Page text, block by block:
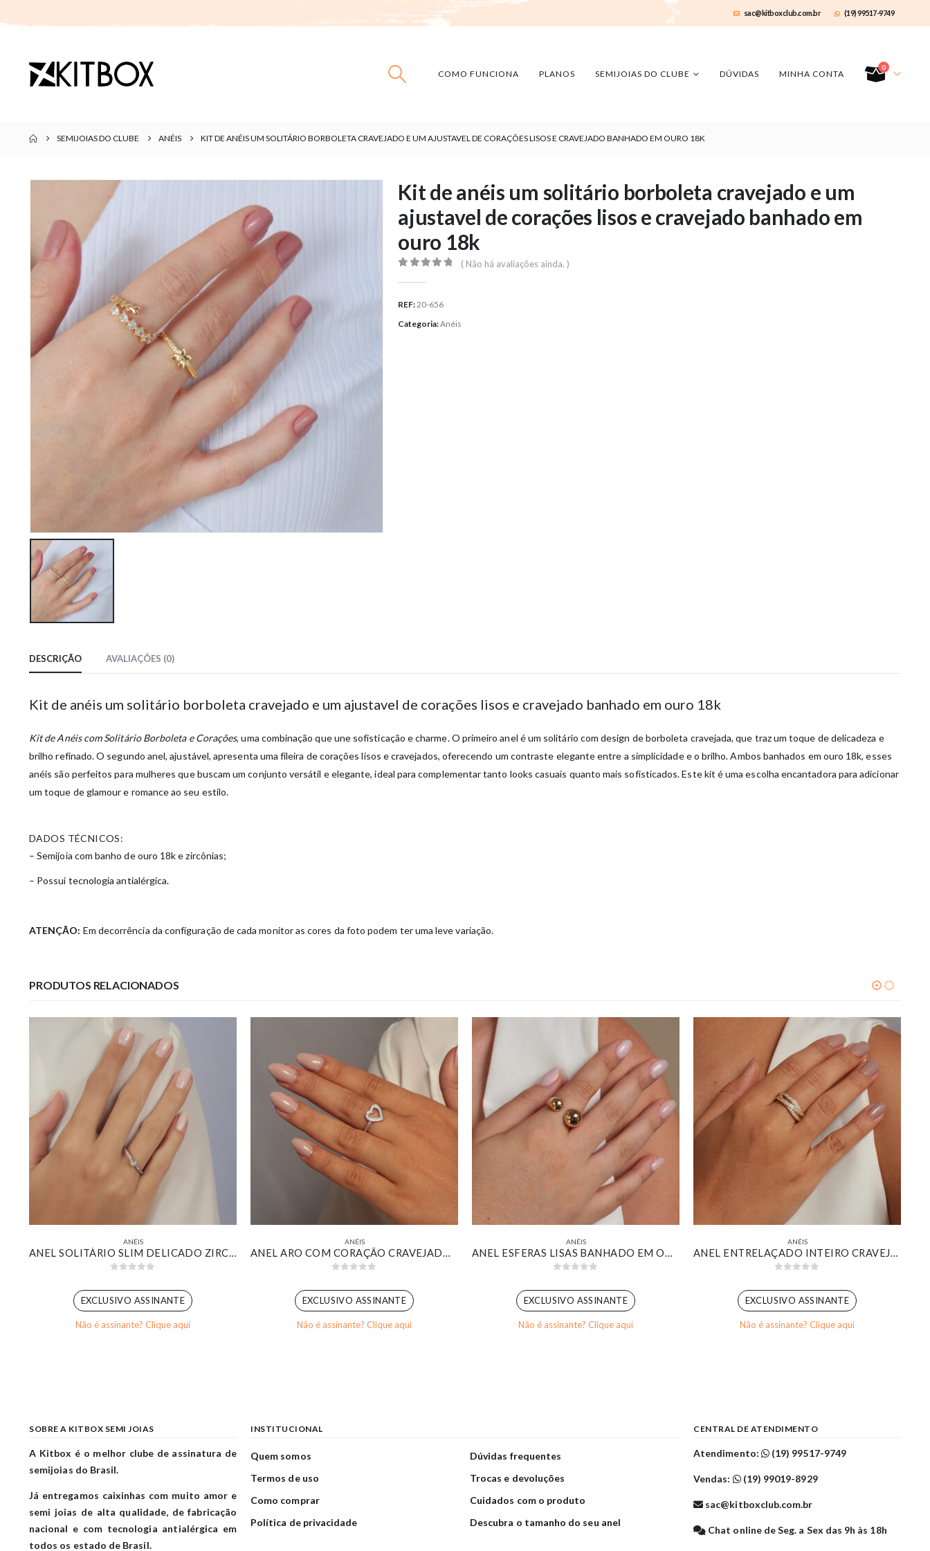
sac@kitboxclub.com.br (19) 99517-9749
COMO FUNCIONA PLANOS SEMIJOIAS DO CLUBE DÚVIDAS MINHA CONTA
0
SEMIJOIAS DO CLUBE ANÉIS KIT DE ANÉIS UM SOLITÁRIO BORBOLETA CRAVEJADO E UM AJUSTAVEL DE CORAÇÕES LISOS E CRAVEJADO BANHADO EM OURO 18K
Kit de anéis um solitário borboleta cravejado e um
ajustavel de corações lisos e cravejado banhado em
ouro 18k
( Não há avaliações ainda. )
REF:20-656
Categoria:Anéis
DESCRIÇÃO AVALIAÇÕES (0)
Kit de anéis um solitário borboleta cravejado e um ajustavel de corações lisos e cravejado banhado em ouro 18k
Kit de Anéis com Solitário Borboleta e Corações, uma combinação que une sofisticação e charme. O primeiro anel é um solitário com design de borboleta cravejada, que traz um toque de delicadeza e
brilho refinado. O segundo anel, ajustável, apresenta uma fileira de corações lisos e cravejados, oferecendo um contraste elegante entre a simplicidade e o brilho. Ambos banhados em ouro 18k, esses
anéis são perfeitos para mulheres que buscam um conjunto versátil e elegante, ideal para complementar tanto looks casuais quanto mais sofisticados. Este kit é uma escolha encantadora para adicionar
um toque de glamour e romance ao seu estilo.
DADOS TÉCNICOS:
– Semijoia com banho de ouro 18k e zircônias;
– Possui tecnologia antialérgica.
ATENÇÃO: Em decorrência da configuração de cada monitor as cores da foto podem ter uma leve variação.
PRODUTOS RELACIONADOS
ANÉIS
ANEL SOLITÁRIO SLIM DELICADO ZIRCÔNIA CRISTAL QUADRADINHA BANHADA EM OURO BRANCO
EXCLUSIVO ASSINANTE
Não é assinante? Clique aqui
ANÉIS
ANEL ARO COM CORAÇÃO CRAVEJADO VAZADO BANHADO EM OURO BRANCO
EXCLUSIVO ASSINANTE
Não é assinante? Clique aqui
ANÉIS
ANEL ESFERAS LISAS BANHADO EM OURO 18K
EXCLUSIVO ASSINANTE
Não é assinante? Clique aqui
ANÉIS
ANEL ENTRELAÇADO INTEIRO CRAVEJADO BANHADO EM OURO 18K
EXCLUSIVO ASSINANTE
Não é assinante? Clique aqui
SOBRE A KITBOX SEMI JOIAS
A Kitbox é o melhor clube de assinatura de
semijoias do Brasil.
Já entregamos caixinhas com muito amor e
semi joias de alta qualidade, de fabricação
nacional e com tecnologia antialérgica em
todos os estado de Brasil.
INSTITUCIONAL
Quem somos
Termos de uso
Como comprar
Política de privacidade
Dúvidas frequentes
Trocas e devoluções
Cuidados com o produto
Descubra o tamanho do seu anel
CENTRAL DE ATENDIMENTO
Atendimento: (19) 99517-9749
Vendas: (19) 99019-8929
sac@kitboxclub.com.br
Chat online de Seg. a Sex das 9h às 18h